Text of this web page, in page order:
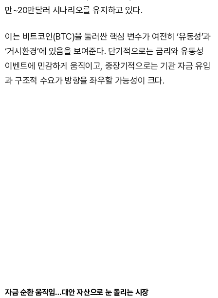
만~20만달러 시나리오를 유지하고 있다.
이는 비트코인(BTC)을 둘러싼 핵심 변수가 여전히 ‘유동성’과
‘거시환경’에 있음을 보여준다. 단기적으로는 금리와 유동성
이벤트에 민감하게 움직이고, 중장기적으로는 기관 자금 유입
과 구조적 수요가 방향을 좌우할 가능성이 크다.
자금 순환 움직임…대안 자산으로 눈 돌리는 시장